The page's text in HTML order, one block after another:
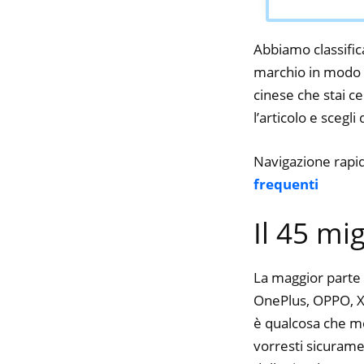
Abbiamo
marchio in
cinese che stai
l’articolo e
Navigazione
frequenti
Il 45
La maggior
OnePlus,
è qualcosa che
vorresti